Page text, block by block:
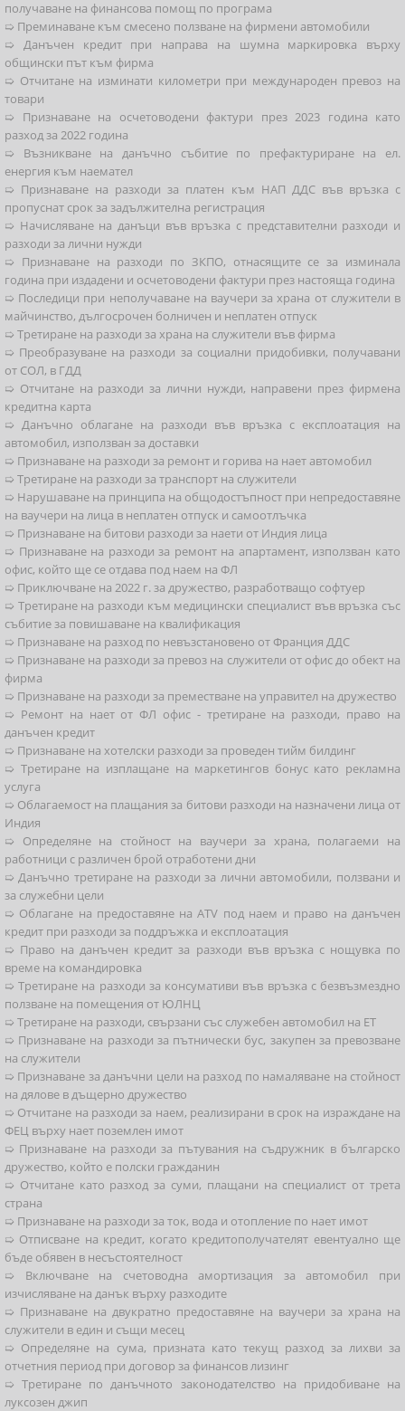
получаване на финансова помощ по програма
➯ Преминаване към смесено ползване на фирмени автомобили
➯ Данъчен кредит при направа на шумна маркировка върху
общински път към фирма
➯ Отчитане на изминати километри при международен превоз на
товари
➯ Признаване на осчетоводени фактури през 2023 година като
разход за 2022 година
➯ Възникване на данъчно събитие по префактуриране на ел.
енергия към наемател
➯ Признаване на разходи за платен към НАП ДДС във връзка с
пропуснат срок за задължителна регистрация
➯ Начисляване на данъци във връзка с представителни разходи и
разходи за лични нужди
➯ Признаване на разходи по ЗКПО, отнасящите се за изминала
година при издадени и осчетоводени фактури през настояща година
➯ Последици при неполучаване на ваучери за храна от служители в
майчинство, дългосрочен болничен и неплатен отпуск
➯ Третиране на разходи за храна на служители във фирма
➯ Преобразуване на разходи за социални придобивки, получавани
от СОЛ, в ГДД
➯ Отчитане на разходи за лични нужди, направени през фирмена
кредитна карта
➯ Данъчно облагане на разходи във връзка с експлоатация на
автомобил, използван за доставки
➯ Признаване на разходи за ремонт и горива на нает автомобил
➯ Третиране на разходи за транспорт на служители
➯ Нарушаване на принципа на общодостъпност при непредоставяне
на ваучери на лица в неплатен отпуск и самоотлъчка
➯ Признаване на битови разходи за наети от Индия лица
➯ Признаване на разходи за ремонт на апартамент, използван като
офис, който ще се отдава под наем на ФЛ
➯ Приключване на 2022 г. за дружество, разработващо софтуер
➯ Третиране на разходи към медицински специалист във връзка със
събитие за повишаване на квалификация
➯ Признаване на разход по невъзстановено от Франция ДДС
➯ Признаване на разходи за превоз на служители от офис до обект на
фирма
➯ Признаване на разходи за преместване на управител на дружество
➯ Ремонт на нает от ФЛ офис - третиране на разходи, право на
данъчен кредит
➯ Признаване на хотелски разходи за проведен тийм билдинг
➯ Третиране на изплащане на маркетингов бонус като рекламна
услуга
➯ Облагаемост на плащания за битови разходи на назначени лица от
Индия
➯ Определяне на стойност на ваучери за храна, полагаеми на
работници с различен брой отработени дни
➯ Данъчно третиране на разходи за лични автомобили, ползвани и
за служебни цели
➯ Облагане на предоставяне на ATV под наем и право на данъчен
кредит при разходи за поддръжка и експлоатация
➯ Право на данъчен кредит за разходи във връзка с нощувка по
време на командировка
➯ Третиране на разходи за консумативи във връзка с безвъзмездно
ползване на помещения от ЮЛНЦ
➯ Третиране на разходи, свързани със служебен автомобил на ЕТ
➯ Признаване на разходи за пътнически бус, закупен за превозване
на служители
➯ Признаване за данъчни цели на разход по намаляване на стойност
на дялове в дъщерно дружество
➯ Отчитане на разходи за наем, реализирани в срок на израждане на
ФЕЦ върху нает поземлен имот
➯ Признаване на разходи за пътувания на съдружник в българско
дружество, който е полски гражданин
➯ Отчитане като разход за суми, плащани на специалист от трета
страна
➯ Признаване на разходи за ток, вода и отопление по нает имот
➯ Отписване на кредит, когато кредитополучателят евентуално ще
бъде обявен в несъстоятелност
➯ Включване на счетоводна амортизация за автомобил при
изчисляване на данък върху разходите
➯ Признаване на двукратно предоставяне на ваучери за храна на
служители в един и същи месец
➯ Определяне на сума, призната като текущ разход за лихви за
отчетния период при договор за финансов лизинг
➯ Третиране по данъчното законодателство на придобиване на
луксозен джип